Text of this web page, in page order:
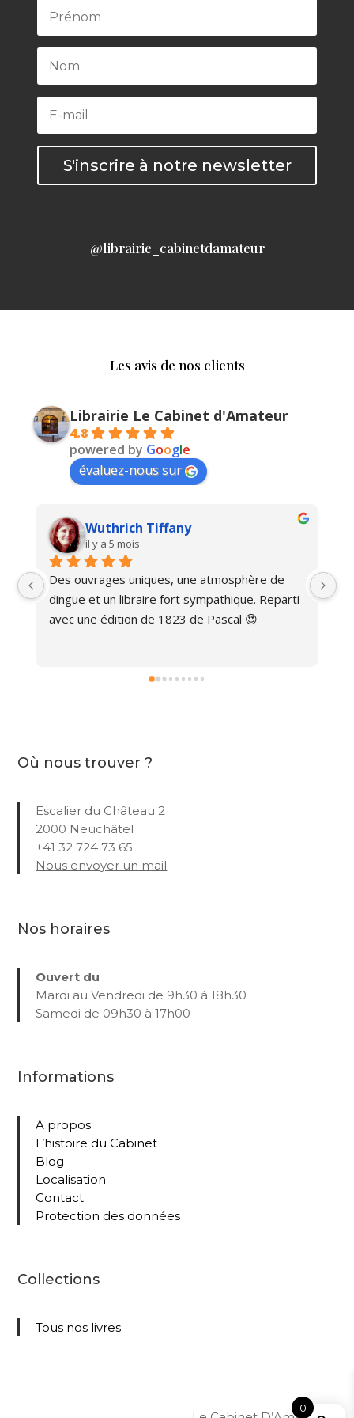
S'inscrire à notre newsletter
@librairie_cabinetdamateur
Les avis de nos clients
Librairie Le Cabinet d'Amateur
4.8
powered by Google
évaluez-nous sur
Wuthrich Tiffany
il y a 5 mois
Des ouvrages uniques, une atmosphère de
dingue et un libraire fort sympathique. Reparti
avec une édition de 1823 de Pascal 😍
Où nous trouver ?
Escalier du Château 2
2000 Neuchâtel
+41 32 724 73 65
Nous envoyer un mail
Nos horaires
Ouvert du
Mardi au Vendredi de 9h30 à 18h30
Samedi de 09h30 à 17h00
Informations
A propos
L’histoire du Cabinet
Blog
Localisation
Contact
Protection des données
Collections
Tous nos livres
0